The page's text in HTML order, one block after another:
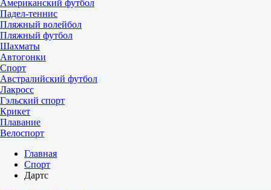
Американский футбол
Падел-теннис
Пляжный волейбол
Пляжный футбол
Шахматы
Автогонки
Спорт
Австралийский футбол
Лакросс
Гэльский спорт
Крикет
Плавание
Велоспорт
Главная
Спорт
Дартс